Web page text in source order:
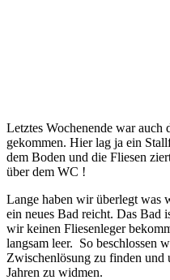
Letztes Wochenende war
gekommen. Hier lag ja ein
dem Boden und die Fliesen
über dem WC !
Lange haben wir überlegt was
ein neues Bad reicht. Das Bad
wir keinen Fliesenleger
langsam leer. So beschlossen
Zwischenlösung zu finden und
Jahren zu widmen.